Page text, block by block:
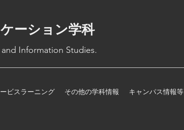
ーション学科
Information Studies.
ビスラーニング その他の学科情報 キャンパス情報等